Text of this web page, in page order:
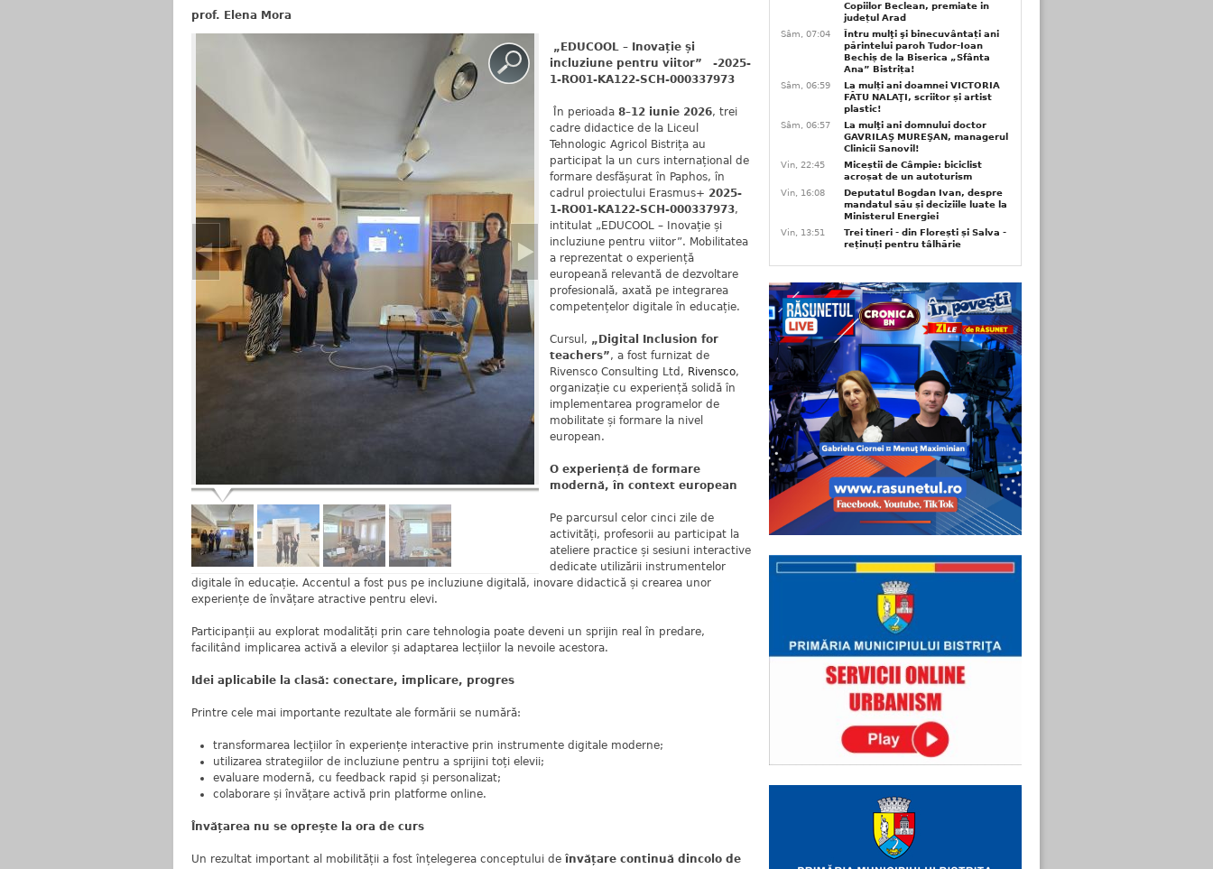
prof. Elena Mora
„EDUCOOL – Inovație și
incluziune pentru viitor” -2025-
1-RO01-KA122-SCH-000337973
În perioada 8–12 iunie 2026, trei
cadre didactice de la Liceul
Tehnologic Agricol Bistrița au
participat la un curs internațional de
formare desfășurat în Paphos, în
cadrul proiectului Erasmus+ 2025-
1-RO01-KA122-SCH-000337973,
intitulat „EDUCOOL – Inovație și
incluziune pentru viitor”. Mobilitatea
a reprezentat o experiență
europeană relevantă de dezvoltare
profesională, axată pe integrarea
competențelor digitale în educație.
Cursul, „Digital Inclusion for
teachers”, a fost furnizat de
Rivensco Consulting Ltd, Rivensco,
organizație cu experiență solidă în
implementarea programelor de
mobilitate și formare la nivel
european.
O experiență de formare
modernă, în context european
Pe parcursul celor cinci zile de
activități, profesorii au participat la
ateliere practice și sesiuni interactive
dedicate utilizării instrumentelor
digitale în educație. Accentul a fost pus pe incluziune digitală, inovare didactică și crearea unor
experiențe de învățare atractive pentru elevi.
Participanții au explorat modalități prin care tehnologia poate deveni un sprijin real în predare,
facilitând implicarea activă a elevilor și adaptarea lecțiilor la nevoile acestora.
Idei aplicabile la clasă: conectare, implicare, progres
Printre cele mai importante rezultate ale formării se numără:
transformarea lecțiilor în experiențe interactive prin instrumente digitale moderne;
utilizarea strategiilor de incluziune pentru a sprijini toți elevii;
evaluare modernă, cu feedback rapid și personalizat;
colaborare și învățare activă prin platforme online.
Învățarea nu se oprește la ora de curs
Un rezultat important al mobilității a fost înțelegerea conceptului de învățare continuă dincolo de
Copiilor Beclean, premiate in
județul Arad
Sâm, 07:04
Întru mulţi şi binecuvântați ani
părintelui paroh Tudor-Ioan
Bechiș de la Biserica „Sfânta
Ana” Bistrița!
Sâm, 06:59
La mulți ani doamnei VICTORIA
FĂTU NALAŢI, scriitor și artist
plastic!
Sâm, 06:57
La mulţi ani domnului doctor
GAVRILAŞ MUREŞAN, managerul
Clinicii Sanovil!
Vin, 22:45
Miceștii de Câmpie: biciclist
acroșat de un autoturism
Vin, 16:08
Deputatul Bogdan Ivan, despre
mandatul său și deciziile luate la
Ministerul Energiei
Vin, 13:51
Trei tineri - din Florești și Salva -
reținuți pentru tâlhărie